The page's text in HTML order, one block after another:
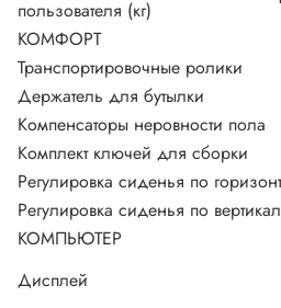
пользователя (кг)
КОМФОРТ
Транспортировочные ролики
Держатель для бутылки
Компенсаторы неровности пола
Комплект ключей для сборки
Регулировка сиденья по
Регулировка сиденья по
КОМПЬЮТЕР
Дисплей